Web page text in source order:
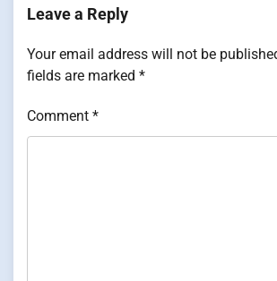
Leave a Reply
Your email address will not be
fields are marked *
Comment *